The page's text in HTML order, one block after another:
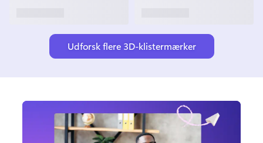
Udforsk flere 3D-klistermærker